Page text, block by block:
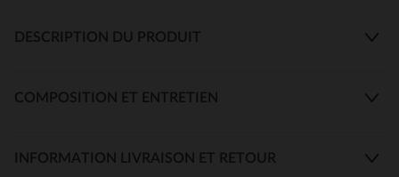
DESCRIPTION DU PRODUIT
COMPOSITION ET ENTRETIEN
INFORMATION LIVRAISON ET RETOUR